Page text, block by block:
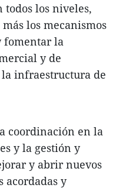
todos los niveles,
los mecanismos
fomentar la
y de
infraestructura de
coordinación en la
y la gestión y
y abrir nuevos
acordadas y